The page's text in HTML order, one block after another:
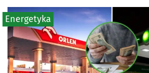
Energetyka